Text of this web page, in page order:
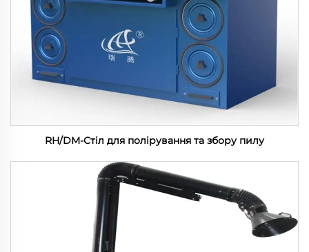
RH/DM-Стіл для полірування та збору пилу